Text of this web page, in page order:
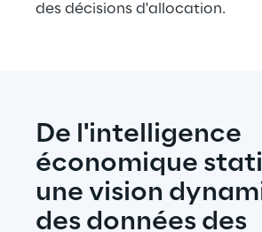
des décisions d'allocation.
De l'intelligence
économique
une vision
des données des